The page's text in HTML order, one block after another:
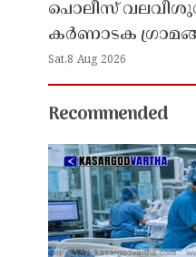
പൊലീസ്
കർണാടക
Sat,8 Aug 2026
Recommended